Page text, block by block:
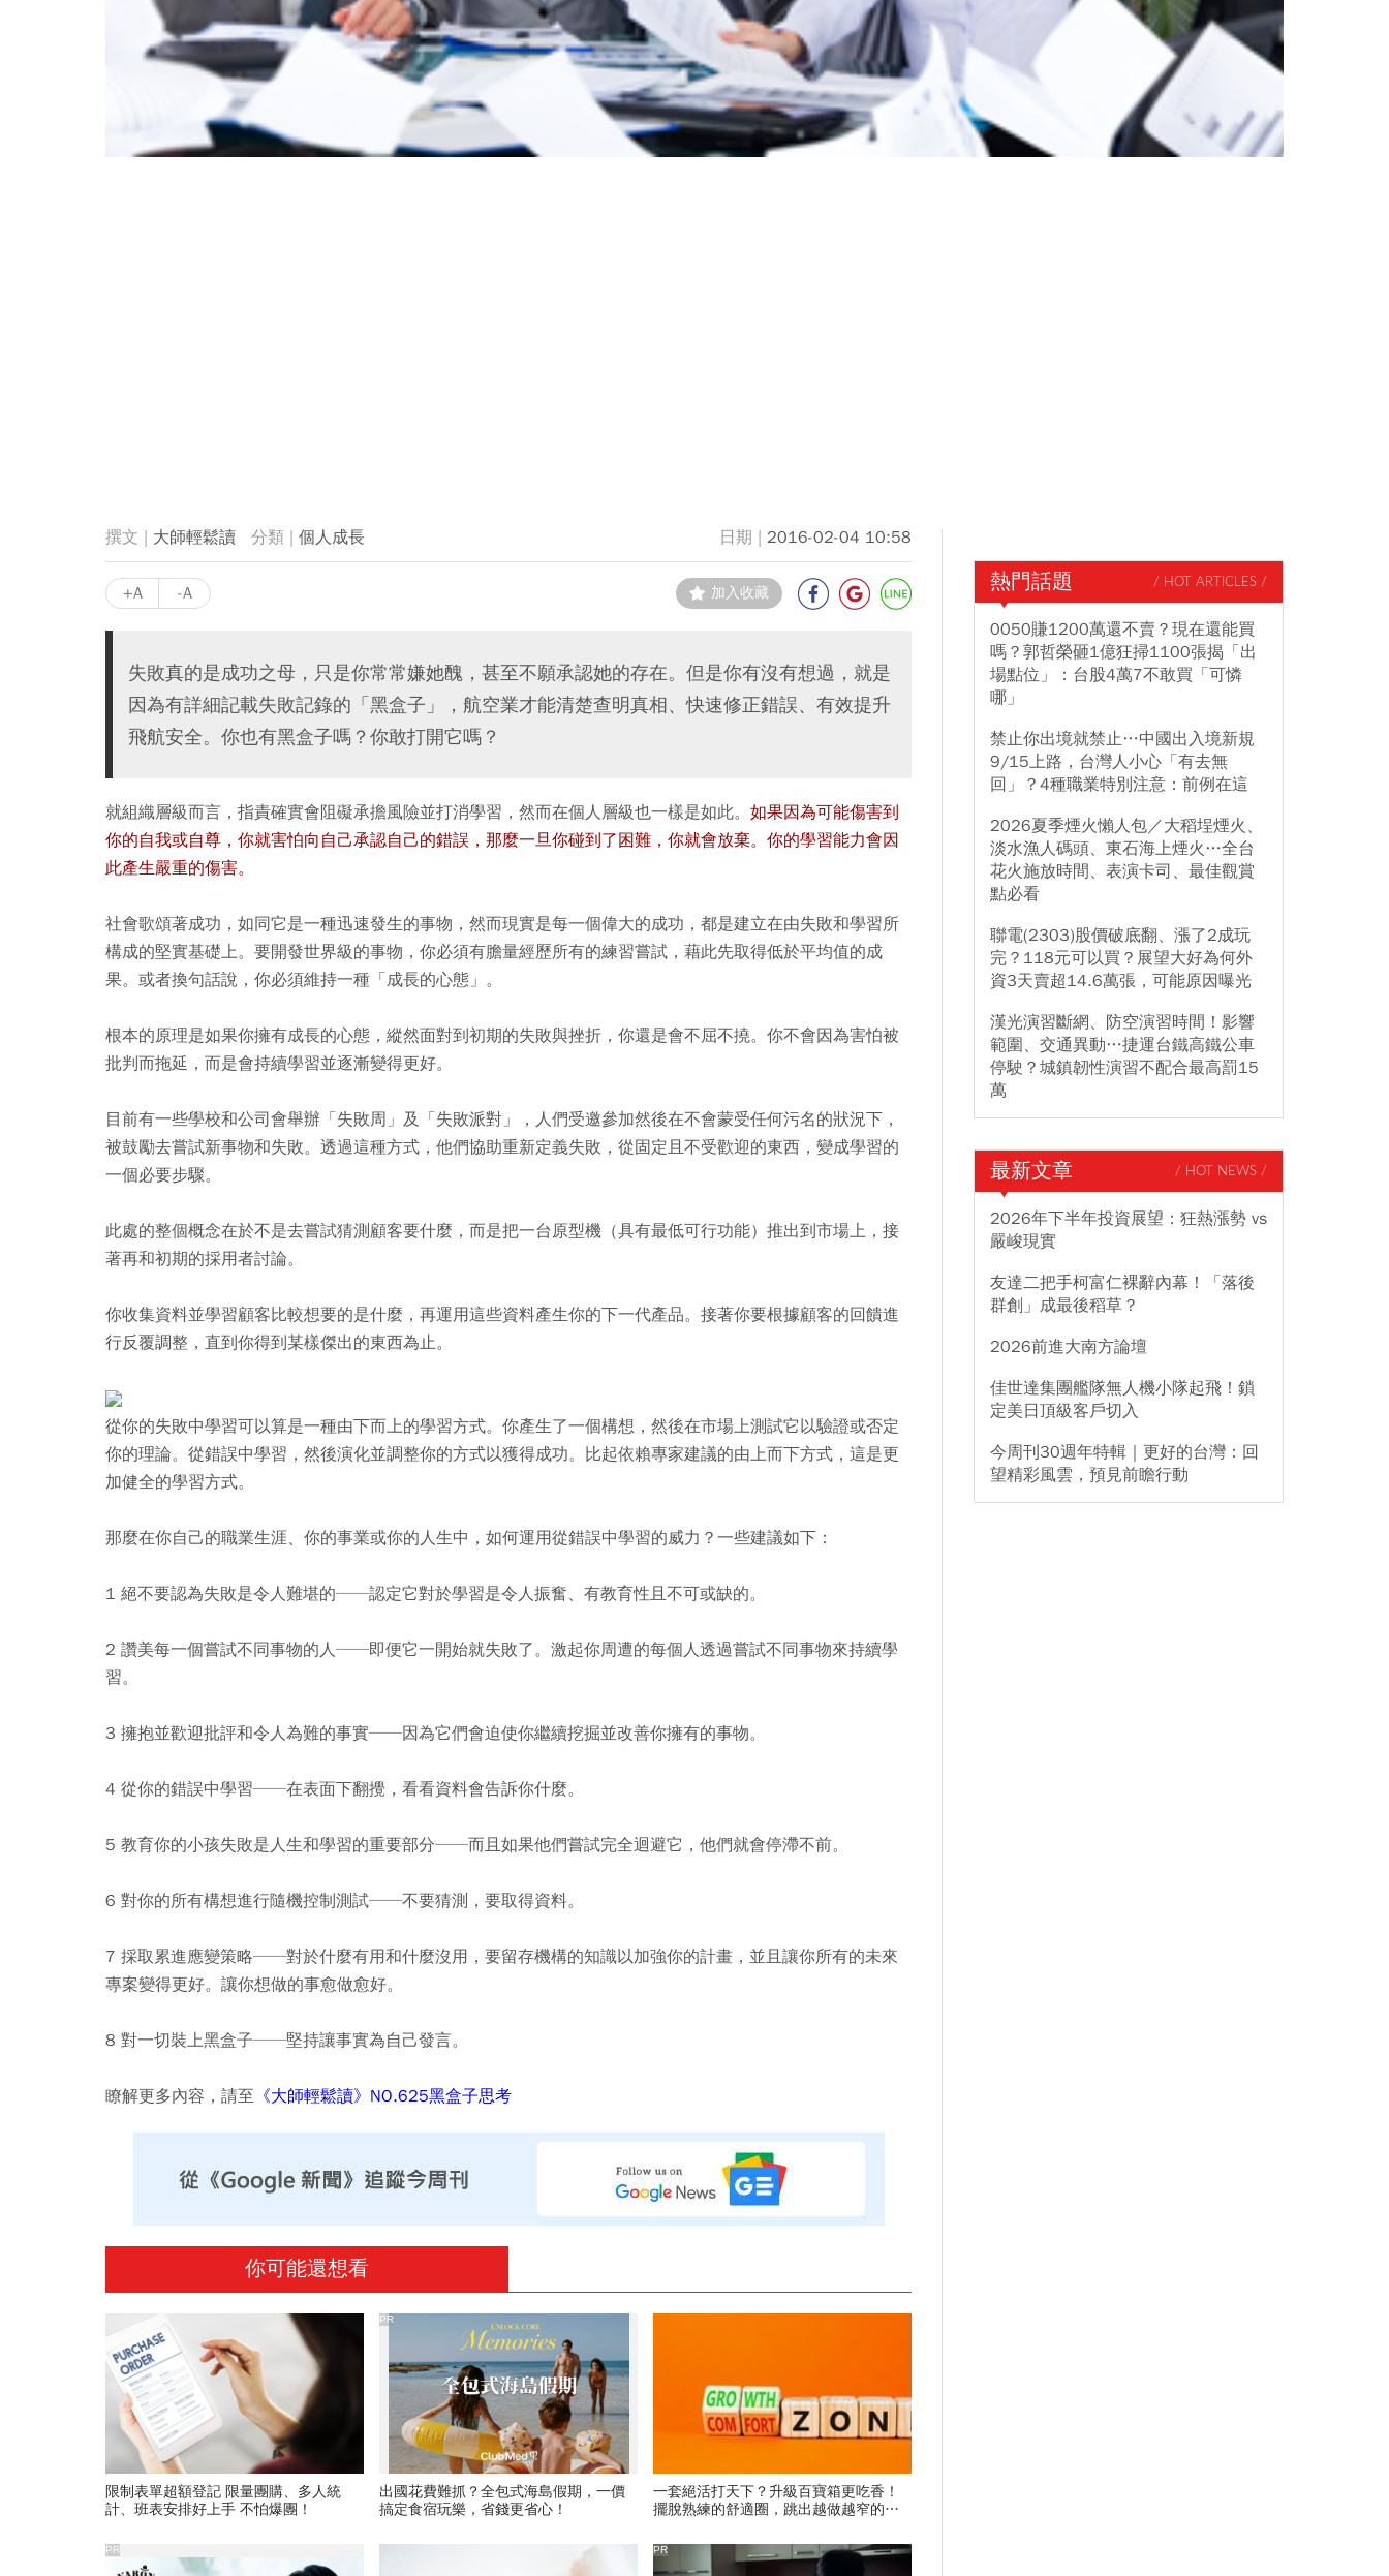
大師輕鬆讀 個人成長 2016-02-04 10:58
+A -A 加入收藏
失敗真的是成功之母，只是你常常嫌她醜，甚至不願承認她的存在。但是你有沒有想過，就是
因為有詳細記載失敗記錄的「黑盒子」，航空業才能清楚查明真相、快速修正錯誤、有效提升
飛航安全。你也有黑盒子嗎？你敢打開它嗎？
就組織層級而言，指責確實會阻礙承擔風險並打消學習，然而在個人層級也一樣是如此。 如果因為可能傷害到
你的自我或自尊，你就害怕向自己承認自己的錯誤，那麼一旦你碰到了困難，你就會放棄。你的學習能力會因
此產生嚴重的傷害。
社會歌頌著成功，如同它是一種迅速發生的事物，然而現實是每一個偉大的成功，都是建立在由失敗和學習所
構成的堅實基礎上。要開發世界級的事物，你必須有膽量經歷所有的練習嘗試，藉此先取得低於平均值的成
果。或者換句話說，你必須維持一種「成長的心態」。
根本的原理是如果你擁有成長的心態，縱然面對到初期的失敗與挫折，你還是會不屈不撓。你不會因為害怕被
批判而拖延，而是會持續學習並逐漸變得更好。
目前有一些學校和公司會舉辦「失敗周」及「失敗派對」，人們受邀參加然後在不會蒙受任何污名的狀況下，
被鼓勵去嘗試新事物和失敗。透過這種方式，他們協助重新定義失敗，從固定且不受歡迎的東西，變成學習的
一個必要步驟。
此處的整個概念在於不是去嘗試猜測顧客要什麼，而是把一台原型機（具有最低可行功能）推出到市場上，接
著再和初期的採用者討論。
你收集資料並學習顧客比較想要的是什麼，再運用這些資料產生你的下一代產品。接著你要根據顧客的回饋進
行反覆調整，直到你得到某樣傑出的東西為止。
從你的失敗中學習可以算是一種由下而上的學習方式。你產生了一個構想，然後在市場上測試它以驗證或否定
你的理論。從錯誤中學習，然後演化並調整你的方式以獲得成功。比起依賴專家建議的由上而下方式，這是更
加健全的學習方式。
那麼在你自己的職業生涯、你的事業或你的人生中，如何運用從錯誤中學習的威力？一些建議如下：
1 絕不要認為失敗是令人難堪的──認定它對於學習是令人振奮、有教育性且不可或缺的。
2 讚美每一個嘗試不同事物的人──即便它一開始就失敗了。激起你周遭的每個人透過嘗試不同事物來持續學
習。
3 擁抱並歡迎批評和令人為難的事實──因為它們會迫使你繼續挖掘並改善你擁有的事物。
4 從你的錯誤中學習──在表面下翻攪，看看資料會告訴你什麼。
5 教育你的小孩失敗是人生和學習的重要部分──而且如果他們嘗試完全迴避它，他們就會停滯不前。
6 對你的所有構想進行隨機控制測試──不要猜測，要取得資料。
7 採取累進應變策略──對於什麼有用和什麼沒用，要留存機構的知識以加強你的計畫，並且讓你所有的未來
專案變得更好。讓你想做的事愈做愈好。
8 對一切裝上黑盒子──堅持讓事實為自己發言。
瞭解更多內容，請至 《大師輕鬆讀》NO.625黑盒子思考
你可能還想看
限制表單超額登記 限量團購、多人統
計、班表安排好上手 不怕爆團！
出國花費難抓？全包式海島假期，一價
搞定食宿玩樂，省錢更省心！
PR
一套絕活打天下？升級百寶箱更吃香！
擺脫熟練的舒適圈，跳出越做越窄的專
PR PR
熱門話題 / HOT ARTICLES /
0050賺1200萬還不賣？現在還能買
嗎？郭哲榮砸1億狂掃1100張揭「出
場點位」：台股4萬7不敢買「可憐
哪」
禁止你出境就禁止…中國出入境新規
9/15上路，台灣人小心「有去無
回」？4種職業特別注意：前例在這
2026夏季煙火懶人包／大稻埕煙火、
淡水漁人碼頭、東石海上煙火…全台
花火施放時間、表演卡司、最佳觀賞
點必看
聯電(2303)股價破底翻、漲了2成玩
完？118元可以買？展望大好為何外
資3天賣超14.6萬張，可能原因曝光
漢光演習斷網、防空演習時間！影響
範圍、交通異動…捷運台鐵高鐵公車
停駛？城鎮韌性演習不配合最高罰15
萬
最新文章 / HOT NEWS /
2026年下半年投資展望：狂熱漲勢 vs
嚴峻現實
友達二把手柯富仁裸辭內幕！「落後
群創」成最後稻草？
2026前進大南方論壇
佳世達集團艦隊無人機小隊起飛！鎖
定美日頂級客戶切入
今周刊30週年特輯｜更好的台灣：回
望精彩風雲，預見前瞻行動